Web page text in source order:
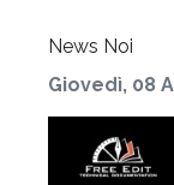
News Noi
Giovedì, 08